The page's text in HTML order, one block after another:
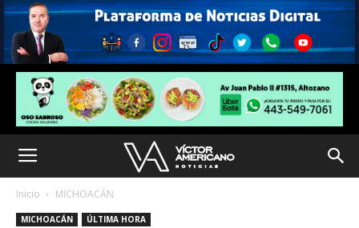
Inicio MICHOACÁN
MICHOACÁN ÚLTIMA HORA